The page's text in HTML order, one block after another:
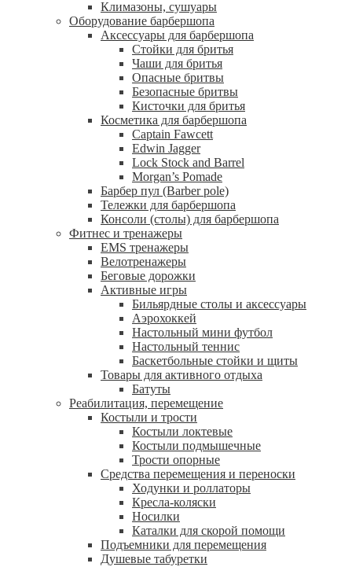
Климазоны, сушуары
Оборудование барбершопа
Аксессуары для барбершопа
Стойки для бритья
Чаши для бритья
Опасные бритвы
Безопасные бритвы
Кисточки для бритья
Косметика для барбершопа
Captain Fawcett
Edwin Jagger
Lock Stock and Barrel
Morgan’s Pomade
Барбер пул (Barber pole)
Тележки для барбершопа
Консоли (столы) для барбершопа
Фитнес и тренажеры
EMS тренажеры
Велотренажеры
Беговые дорожки
Активные игры
Бильярдные столы и аксессуары
Аэрохоккей
Настольный мини футбол
Настольный теннис
Баскетбольные стойки и щиты
Товары для активного отдыха
Батуты
Реабилитация, перемещение
Костыли и трости
Костыли локтевые
Костыли подмышечные
Трости опорные
Средства перемещения и переноски
Ходунки и роллаторы
Кресла-коляски
Носилки
Каталки для скорой помощи
Подъемники для перемещения
Душевые табуретки